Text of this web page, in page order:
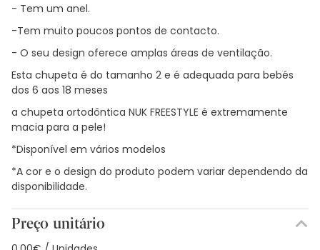
- Tem um anel.
-Tem muito poucos pontos de contacto.
- O seu design oferece amplas áreas de ventilação.
Esta chupeta é do tamanho 2 e é adequada para bebés
dos 6 aos 18 meses
a chupeta ortodôntica NUK FREESTYLE é extremamente
macia para a pele!
*Disponível em vários modelos
*A cor e o design do produto podem variar dependendo da
disponibilidade.
Preço unitário